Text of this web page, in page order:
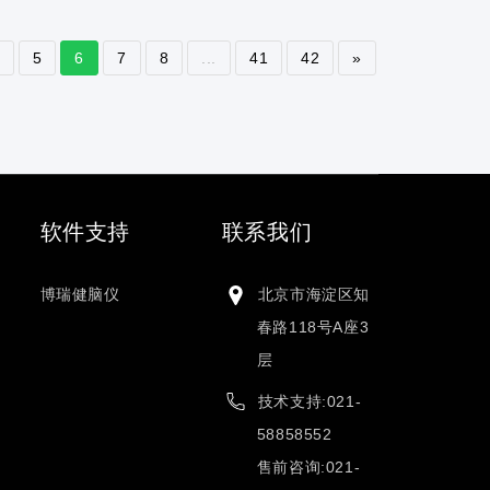
5 6 7 8 41 42 »
软件支持
博瑞健脑仪
联系我们
北京市海淀区知
春路118号A座3
层
技术支持:021-
58858552
售前咨询:021-